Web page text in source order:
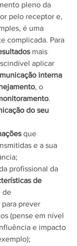
pleno da
pelo receptor e,
é uma
complicada. Para
mais
aplicar
interna
, o
.
do seu
que
e a sua
profissional da
de
de
para prever
(pense em nível
e impacto